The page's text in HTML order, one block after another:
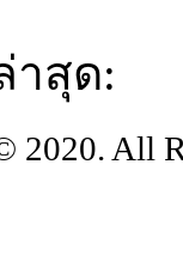
าสุด:
2020. All